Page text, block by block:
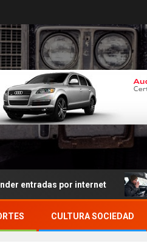
por internet Por
CULTURA SOCIEDAD